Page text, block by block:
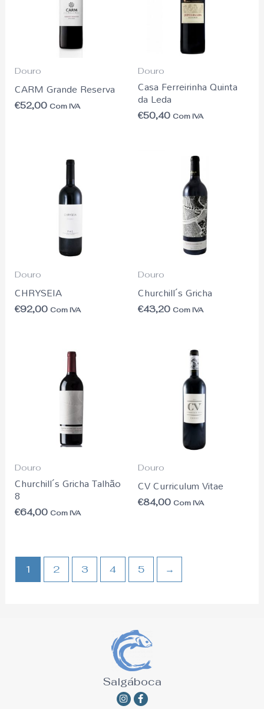
Douro
CARM Grande Reserva
€52,00 Com IVA
Douro
Casa Ferreirinha Quinta
da Leda
€50,40 Com IVA
Douro
CHRYSEIA
€92,00 Com IVA
Douro
Churchill´s Gricha
€43,20 Com IVA
Douro
Churchill´s Gricha Talhão
8
€64,00 Com IVA
Douro
CV Curriculum Vitae
€84,00 Com IVA
1 2 3 4 5 →
Salgáboca
Instagram
Facebook-
f